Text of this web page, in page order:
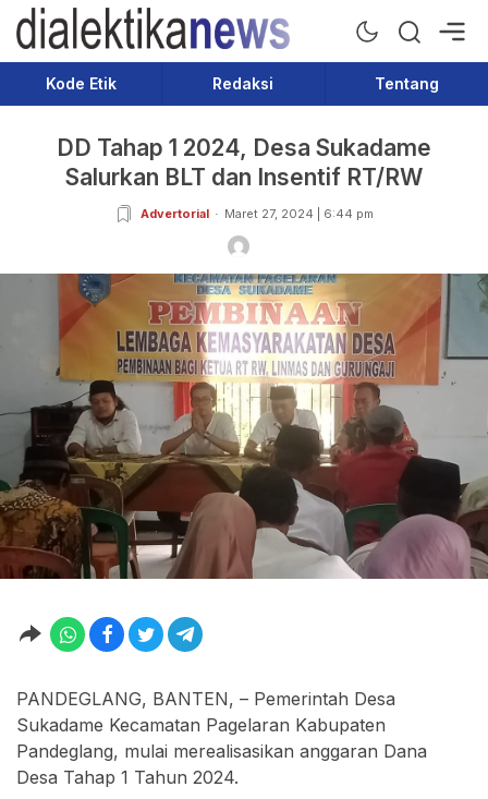
Dialektika News
Terkini dan Populer
Kode Etik Redaksi Tentang
DD Tahap 1 2024, Desa Sukadame
Salurkan BLT dan Insentif RT/RW
Advertorial Maret 27, 2024 | 6:44 pm
PANDEGLANG, BANTEN, – Pemerintah Desa
Sukadame Kecamatan Pagelaran Kabupaten
Pandeglang, mulai merealisasikan anggaran Dana
Desa Tahap 1 Tahun 2024.